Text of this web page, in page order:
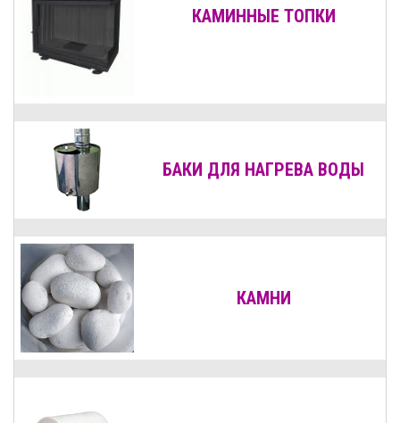
КАМИННЫЕ ТОПКИ
БАКИ ДЛЯ НАГРЕВА ВОДЫ
КАМНИ